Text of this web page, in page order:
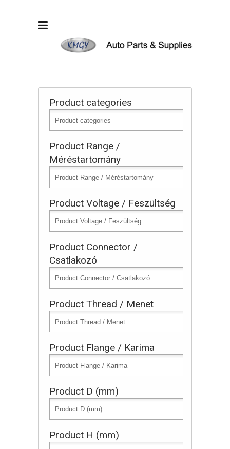
Product categories
Product Range /
Méréstartomány
Product Voltage / Feszültség
Product Connector /
Csatlakozó
Product Thread / Menet
Product Flange / Karima
Product D (mm)
Product H (mm)